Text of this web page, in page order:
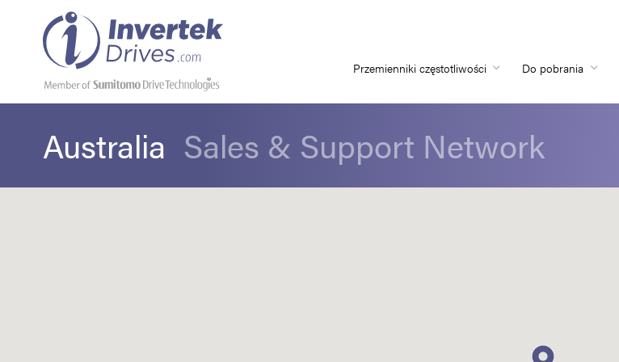
Przemienniki częstotliwości Do pobrania
Australia Sales & Support Network